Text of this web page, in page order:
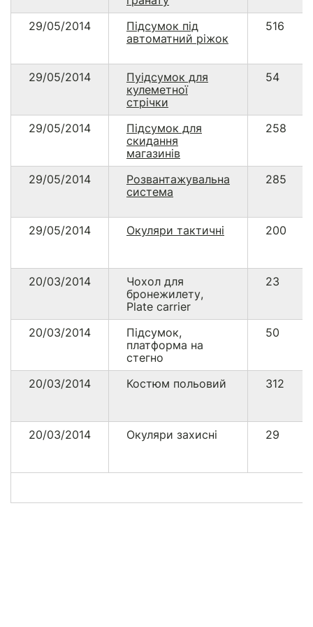
29/05/2014
Підсумок під
автоматний ріжок
516
29/05/2014
Пуідсумок для
кулеметної
стрічки
54
29/05/2014
Підсумок для
скидання
магазинів
258
29/05/2014
Розвантажувальна
система
285
29/05/2014 Окуляри тактичні 200
20/03/2014
Чохол для
бронежилету,
Plate carrier
23
20/03/2014
Підсумок,
платформа на
стегно
50
20/03/2014 Костюм польовий 312
20/03/2014 Окуляри захисні 29